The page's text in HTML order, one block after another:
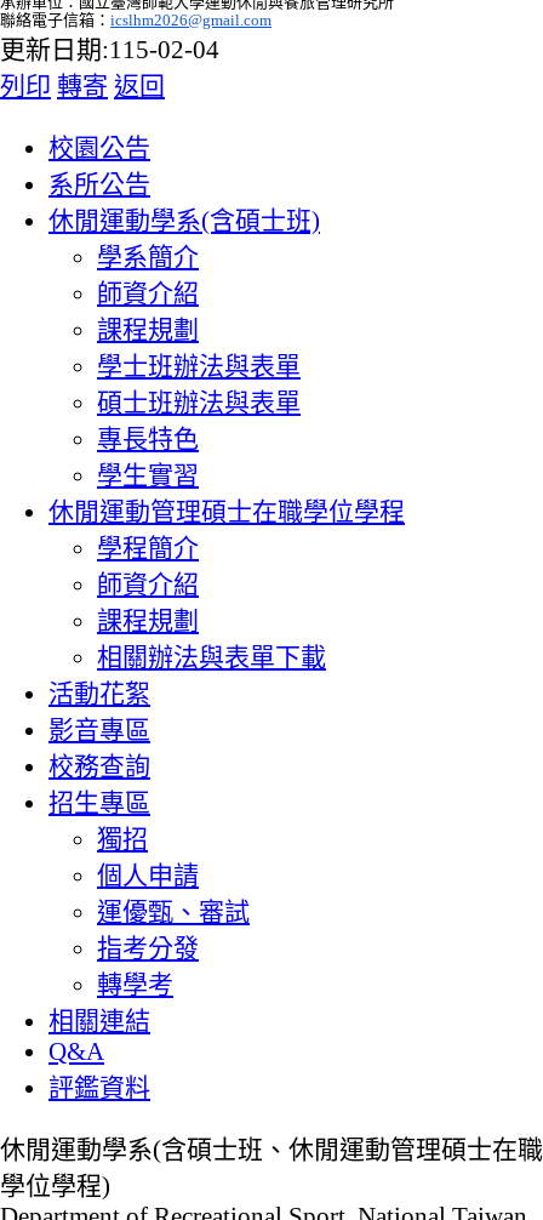
聯絡電子信箱： icslhm2026@gmail.com
更新日期:115-02-04
列印 轉寄 返回
校園公告
系所公告
休閒運動學系(含碩士班)
學系簡介
師資介紹
課程規劃
學士班辦法與表單
碩士班辦法與表單
專長特色
學生實習
休閒運動管理碩士在職學位學程
學程簡介
師資介紹
課程規劃
相關辦法與表單下載
活動花絮
影音專區
校務查詢
招生專區
獨招
個人申請
運優甄、審試
指考分發
轉學考
相關連結
Q&A
評鑑資料
休閒運動學系(含碩士班、休閒運動管理碩士在職
學位學程)